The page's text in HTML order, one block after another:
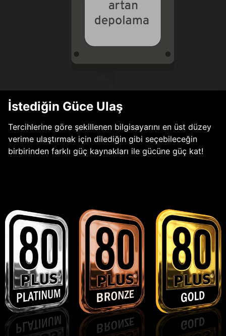
İstediğin Güce Ulaş
Tercihlerine göre şekillenen bilgisayarını en üst düzey
verime ulaştırmak için dilediğin gibi seçebileceğin
birbirinden farklı güç kaynakları ile gücüne güç kat!